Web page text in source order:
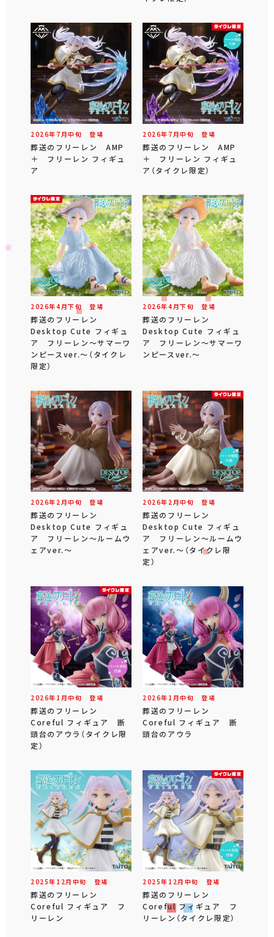
2026年 7 月中旬 登場
葬送のフリーレン AMP
＋ フリーレン フィギュ
ア
2026年 7 月中旬 登場
葬送のフリーレン AMP
＋ フリーレン フィギュ
ア（タイクレ限定）
2026年4 月下旬 登場
葬送のフリーレン
Desktop Cute フィギュ
ア フリーレン～サマーワ
ンピースver.～（タイクレ
限定）
2026年4 月下旬 登場
葬送のフリーレン
Desktop Cute フィギュ
ア フリーレン～サマーワ
ンピースver.～
2026年 2 月中旬 登場
葬送のフリーレン
Desktop Cute フィギュ
ア フリーレン～ルームウ
ェアver.～
2026年 2 月中旬 登場
葬送のフリーレン
Desktop Cute フィギュ
ア フリーレン～ルームウ
ェアver.～（タイクレ限
定）
2026年 1 月中旬 登場
葬送のフリーレン
Coreful フィギュア 断
頭台のアウラ（タイクレ限
定）
2026年 1 月中旬 登場
葬送のフリーレン
Coreful フィギュア 断
頭台のアウラ
2025年 12 月 中旬 登場
葬送のフリーレン
Coreful フィギュア フ
リーレン
2025年 12 月 中旬 登場
葬送のフリーレン
Coreful フィギュア フ
リーレン（タイクレ限定）